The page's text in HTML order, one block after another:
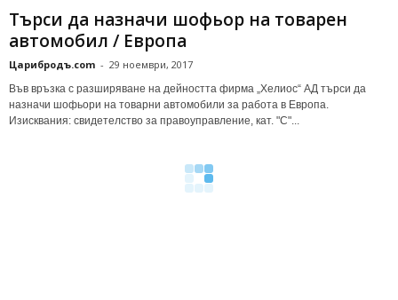
Търси да назначи шофьор на товарен
автомобил / Европа
Царибродъ.com - 29 ноември, 2017
Във връзка с разширяване на дейността фирма „Хелиос“ АД търси да
назначи шофьори на товарни автомобили за работа в Европа.
Изисквания: свидетелство за правоуправление, кат. "С"...